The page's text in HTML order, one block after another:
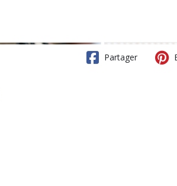
Partager